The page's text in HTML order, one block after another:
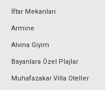
İftar Mekanları
Armine
Alvina Giyim
Bayanlara Özel Plajlar
Muhafazakar Villa Oteller